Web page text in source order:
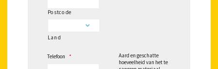
Postcode
Land
Telefoon *
Aard en geschatte
hoeveelheid van het te